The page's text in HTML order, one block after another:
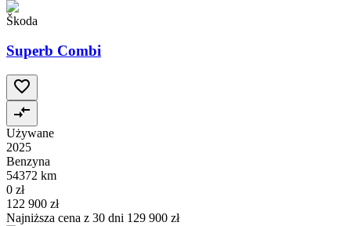
Škoda
Superb Combi
Używane
2025
Benzyna
54372 km
0 zł
122 900 zł
Najniższa cena z 30 dni 129 900 zł